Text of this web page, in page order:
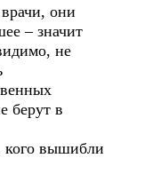
они
– значит
не
берут в
кого вышибли